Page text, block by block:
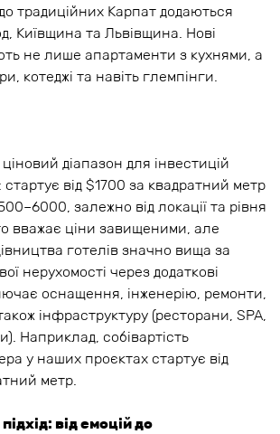
традиційних Карпат додаються
Київщина та Львівщина. Нові
не лише апартаменти з кухнями, а
котеджі та навіть глемпінги.
діапазон для інвестицій
від $1700 за квадратний метр
залежно від локації та рівня
вважає ціни завищеними, але
готелів значно вища за
нерухомості через додаткові
оснащення, інженерію, ремонти,
інфраструктуру (ресторани, SPA,
Наприклад, собівартість
у наших проєктах стартує від
метр.
від емоцій до